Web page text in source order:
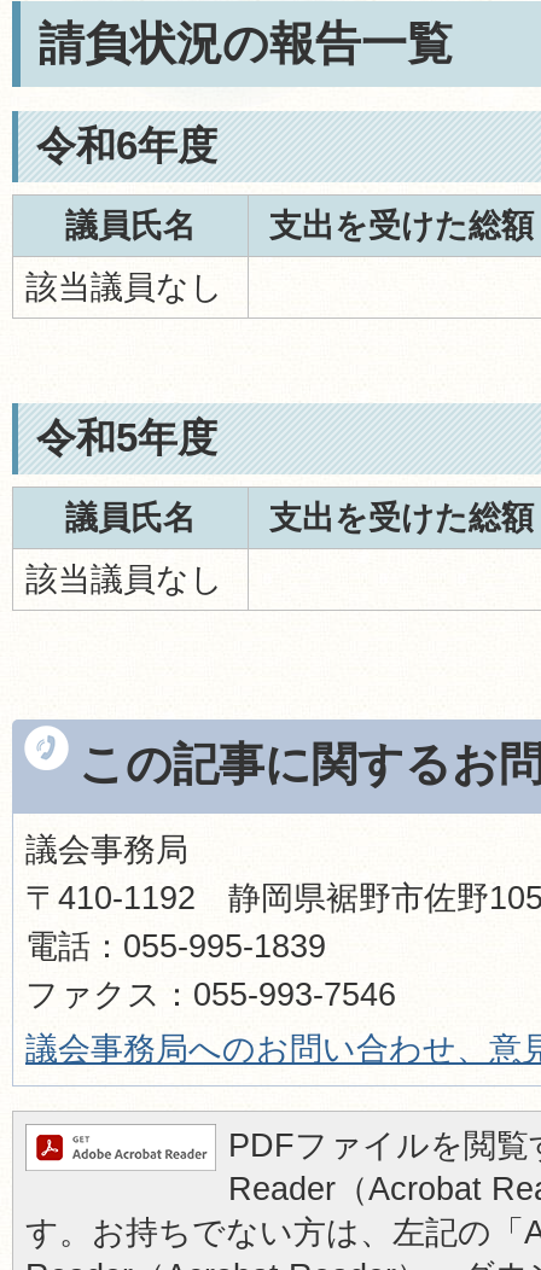
請負状況の報告一覧
令和6年度
議員氏名
支出を受けた総額
該当議員なし
令和5年度
議員氏名
支出を受けた総額
該当議員なし
この記事に関するお
議会事務局
〒410-1192 静岡県裾野市佐野
電話：055-995-1839
ファクス：055-993-7546
議会事務局へのお問い合わせ、意
PDFファイルを閲
Reader（Acrobat
す。お持ちでない方は、左記の「